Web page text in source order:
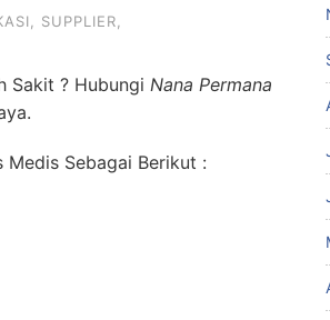
SUPPLIER
Sakit ? Hubungi Nana Permana
Medis Sebagai Berikut :